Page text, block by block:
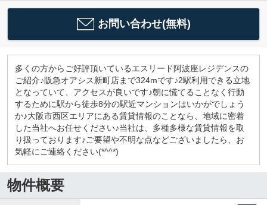
お問い合わせ(無料)
多くの方からご好評頂いているエスリード阿波座レジデンスの
ご紹介♪阪急オアシス新町店まで324mです♪2駅利用できる立地
となっていて、アクセスが良いです♪朝に慌てることなく行動
するために駅から徒歩8分の駅近マンションはいかがでしょう
か♪大阪市西区エリアにある賃貸情報のことなら、地域に密着
した当社へお任せください♪当社は、多種多様な賃貸情報を取
り扱っております♪ご要望や不明な点などございましたら、お
気軽にご連絡ください(*^^*)
物件概要